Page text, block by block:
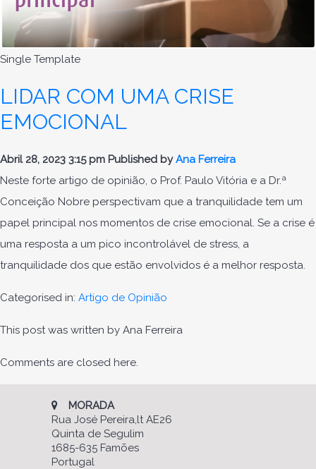
Single Template
LIDAR COM UMA CRISE
EMOCIONAL
Abril 28, 2023 3:15 pm Published byAna Ferreira
Neste forte artigo de opinião, o Prof. Paulo Vitória e a Dr.ª
Conceição Nobre perspectivam que a tranquilidade tem um
papel principal nos momentos de crise emocional. Se a crise é
uma resposta a um pico incontrolável de stress, a
tranquilidade dos que estão envolvidos é a melhor resposta.
Categorised in: Artigo de Opinião
This post was written by Ana Ferreira
Comments are closed here.
MORADA
Rua José Pereira,lt AE26
Quinta de Segulim
1685-635 Famões
Portugal